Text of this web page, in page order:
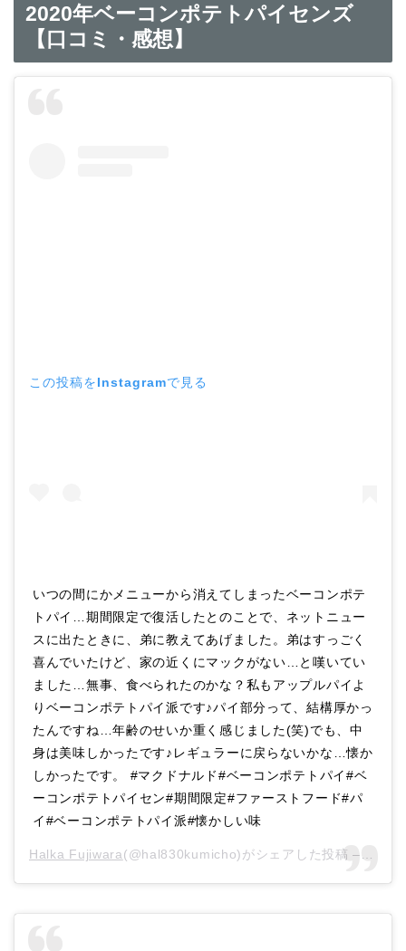
2020年ベーコンポテトパイセンズ
【口コミ・感想】
この投稿をInstagramで見る
いつの間にかメニューから消えてしまったベーコンポテ
トパイ…期間限定で復活したとのことで、ネットニュー
スに出たときに、弟に教えてあげました。弟はすっごく
喜んでいたけど、家の近くにマックがない…と嘆いてい
ました…無事、食べられたのかな？私もアップルパイよ
りベーコンポテトパイ派です♪パイ部分って、結構厚かっ
たんですね…年齢のせいか重く感じました(笑)でも、中
身は美味しかったです♪レギュラーに戻らないかな…懐か
しかったです。 #マクドナルド#ベーコンポテトパイ#ベ
ーコンポテトパイセン#期間限定#ファーストフード#パ
イ#ベーコンポテトパイ派#懐かしい味
Halka Fujiwara(@hal830kumicho)がシェアした投稿 –